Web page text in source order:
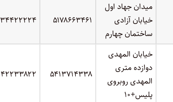
میدان جهاد اول
خیابان آزادی
ساختمان چهارم
۵۱۷۸۶۶۳۴۶۱ ۳۴۴۲۲۲۲۴
خیابان المهدی
دوازده متری
المهدی روبروی
پلیس+۱۰
۵۴۱۳۷۱۴۳۳۸ ۴۲۲۳۳۸۲۲